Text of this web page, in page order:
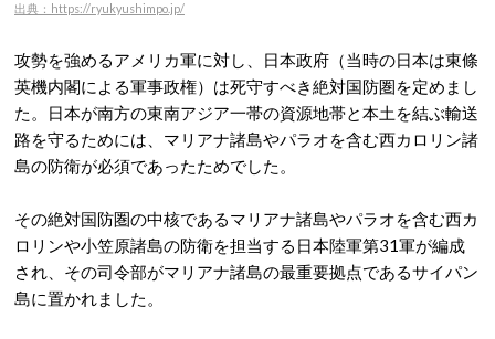
出典：https://ryukyushimpo.jp/
攻勢を強めるアメリカ軍に対し、日本政府（当時の日本は東條
英機内閣による軍事政権）は死守すべき絶対国防圏を定めまし
た。日本が南方の東南アジア一帯の資源地帯と本土を結ぶ輸送
路を守るためには、マリアナ諸島やパラオを含む西カロリン諸
島の防衛が必須であったためでした。
その絶対国防圏の中核であるマリアナ諸島やパラオを含む西カ
ロリンや小笠原諸島の防衛を担当する日本陸軍第31軍が編成
され、その司令部がマリアナ諸島の最重要拠点であるサイパン
島に置かれました。